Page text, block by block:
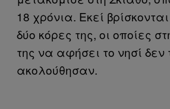
18 χρόνια. Εκεί
δύο κόρες της, οι οποίες
της να αφήσει το νησί δεν
ακολούθησαν.